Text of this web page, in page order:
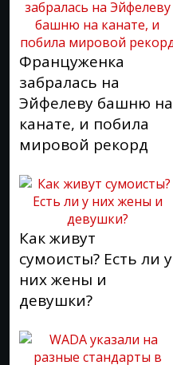
Француженка
забралась на
Эйфелеву башню на
канате, и побила
мировой рекорд
Как живут
сумоисты? Есть ли у
них жены и
девушки?